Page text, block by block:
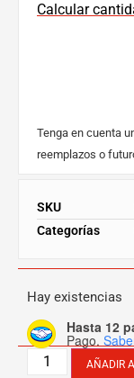
Calcular
Tenga en cuenta
reemplazos o
SKU
Categorías
Hay existencias
Hasta 12
Pago.
AÑADIR